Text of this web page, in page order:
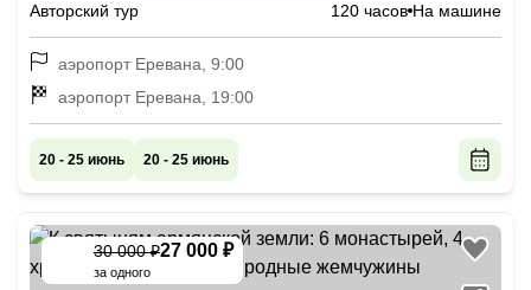
Авторский тур 120 часов На машине
аэропорт Еревана, 9:00
аэропорт Еревана, 19:00
20 - 25 июнь 20 - 25 июнь
30 000 ₽27 000 ₽
за одного